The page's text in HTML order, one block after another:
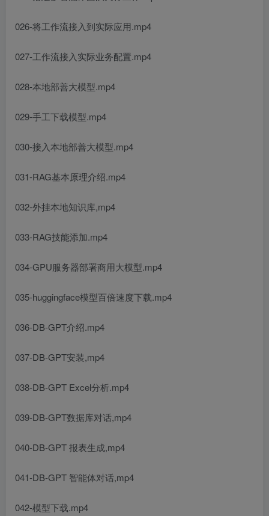
026-将工作流接入到实际应用.mp4
027-工作流接入实际业务配置.mp4
028-本地部善大模型.mp4
029-手工下载模型.mp4
030-接入本地部善大模型.mp4
031-RAG基本原理介绍.mp4
032-外挂本地知识库,mp4
033-RAG技能添加.mp4
034-GPU服务器部署商用大模型.mp4
035-huggingface模型百倍速度下载.mp4
036-DB-GPT介绍.mp4
037-DB-GPT安装,mp4
038-DB-GPT Excel分析.mp4
039-DB-GPT数据库对话,mp4
040-DB-GPT 报表生成,mp4
041-DB-GPT 智能体对话,mp4
042-模型下载.mp4